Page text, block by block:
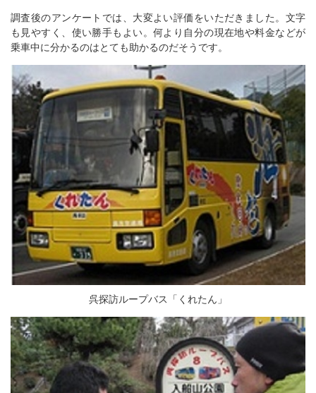
調査後のアンケートでは、大変よい評価をいただきました。文字
も見やすく、使い勝手もよい。何より自分の現在地や料金などが
乗車中に分かるのはとても助かるのだそうです。
呉探訪ループバス「くれたん」